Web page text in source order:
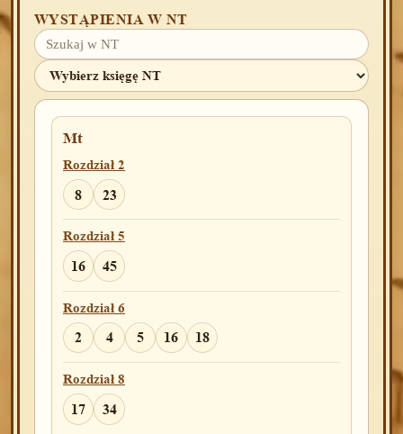
3
Rozdział 9
16
Rozdział 10
2 7
Rozdział 11
7
Rozdział 13
9
Rozdział 14
12
Rozdział 16
WYSTĄPIENIA W NT
Mt
Rozdział 2
8 23
Rozdział 5
16 45
Rozdział 6
2 4 5 16 18
Rozdział 8
17 34